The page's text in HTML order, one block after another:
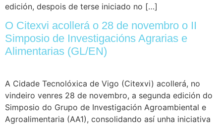
edición, despois de terse iniciado no […]
O Citexvi acollerá o 28 de novembro o II
Simposio de Investigacións Agrarias e
Alimentarias (GL/EN)
A Cidade Tecnolóxica de Vigo (Citexvi) acollerá, no
vindeiro venres 28 de novembro, a segunda edición do
Simposio do Grupo de Investigación Agroambiental e
Agroalimentaria (AA1), consolidando así unha iniciativa